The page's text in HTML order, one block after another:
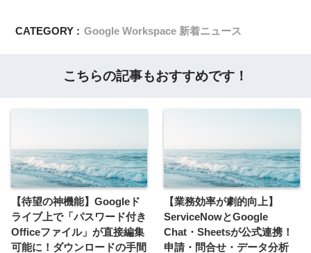
CATEGORY : Google Workspace 新着ニュース
こちらの記事もおすすめです！
【待望の神機能】Googleド
ライブ上で「パスワード付き
Officeファイル」が直接編集
可能に！ダウンロードの手間
【業務効率が劇的向上】
ServiceNowとGoogle
Chat・Sheetsが公式連携！
申請・問合せ・データ分析